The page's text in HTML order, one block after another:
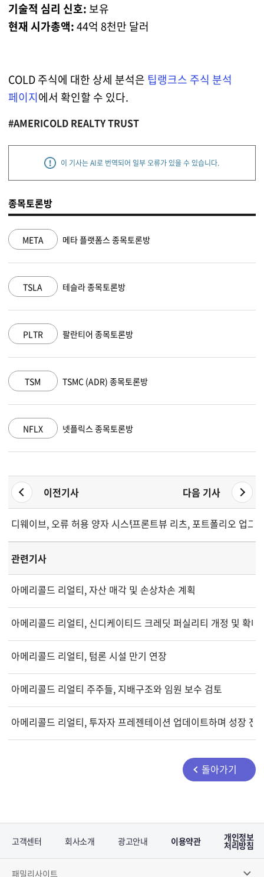
기술적 심리 신호: 보유
현재 시가총액:44억 8천만 달러
COLD 주식에 대한 상세 분석은 팁랭크스 주식 분석
페이지에서 확인할 수 있다.
#AMERICOLD REALTY TRUST
이 기사는 AI로 번역되어 일부 오류가 있을 수 있습니다.
종목토론방
메타 플랫폼스 종목토론방
테슬라 종목토론방
팔란티어 종목토론방
TSMC (ADR) 종목토론방
넷플릭스 종목토론방
이전기사 다음 기사
디웨이브, 오류 허용 양자 시스템 로드맵 공개프론트뷰 리츠, 포트폴리오 업그
관련기사
아메리콜드 리얼티, 자산 매각 및 손상차손 계획
아메리콜드 리얼티, 신디케이티드 크레딧 퍼실리티 개정 및 확대
아메리콜드 리얼티, 텀론 시설 만기 연장
아메리콜드 리얼티 주주들, 지배구조와 임원 보수 검토
아메리콜드 리얼티, 투자자 프레젠테이션 업데이트하며 성장 전
돌아가기
고객센터 회사소개 광고안내 이용약관 개인정보
처리방침
패밀리사이트